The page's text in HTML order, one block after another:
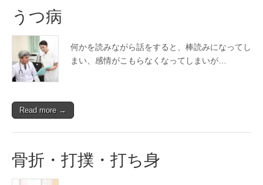
うつ病
何かを読みながら話をすると、棒読みになってし
まい、感情がこもらなくなってしまいが…
Read more →
骨折・打撲・打ち身